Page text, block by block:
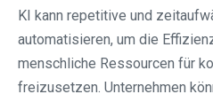
KI kann repetitive und
automatisieren, um die
menschliche Ressourcen für
freizusetzen. Unternehmen